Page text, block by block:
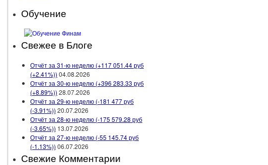
Обучение
Свежее в Блоге
Отчёт за 31-ю неделю (+117 051.44 руб
(+2.41%)) 04.08.2026
Отчёт за 30-ю неделю (+396 283.33 руб
(+8.89%)) 28.07.2026
Отчёт за 29-ю неделю (-181 477 руб
(-3.91%)) 20.07.2026
Отчёт за 28-ю неделю (-175 579.28 руб
(-3.65%)) 13.07.2026
Отчёт за 27-ю неделю (-55 145.74 руб
(-1.13%)) 06.07.2026
Свежие Комментарии